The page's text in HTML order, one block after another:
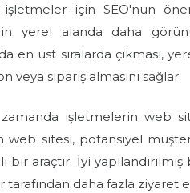
işletmeler için SEO'nun
yerel alanda daha
en üst sıralarda çıkması,
veya sipariş almasını sağlar.
zamanda işletmelerin web
web sitesi, potansiyel
bir araçtır. İyi
tarafından daha fazla ziyaret